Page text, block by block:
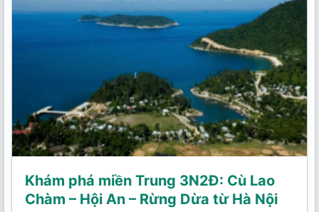
Khám phá miền Trung 3N2Đ: Cù Lao
Chàm – Hội An – Rừng Dừa từ Hà Nội